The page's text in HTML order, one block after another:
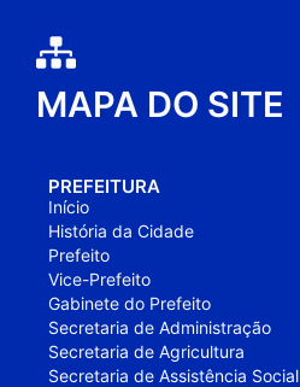
MAPA DO SITE
PREFEITURA
Início
História da Cidade
Prefeito
Vice-Prefeito
Gabinete do Prefeito
Secretaria de Administração
Secretaria de Agricultura
Secretaria de Assistência Social